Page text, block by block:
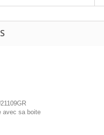
avec sa boite